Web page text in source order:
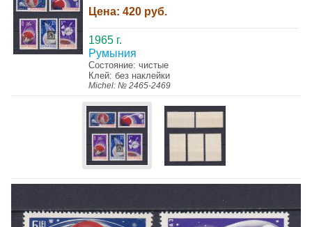
Цена: 420 руб.
1965 г.
Румыния
Состояние: чистые
Клей: без наклейки
Michel: № 2465-2469